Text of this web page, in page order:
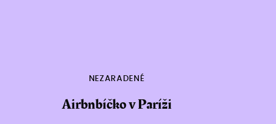
NEZARADENÉ
Airbnbíčko v Paríži